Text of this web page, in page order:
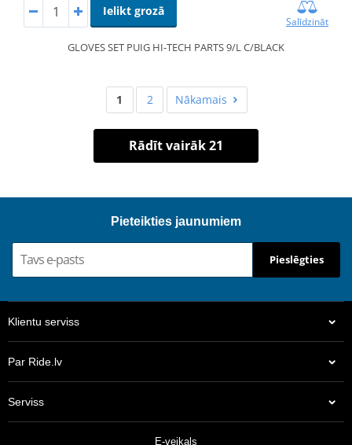
Ielikt grozā
Salīdzināt
GLOVES SET PUIG HI-TECH PARTS 9/L C/BLACK
1 2 Nākamais
Rādīt vairāk 21
Pieteikties jaunumiem
Pieslēgties
Klientu serviss
Par Ride.lv
Serviss
E-veikals